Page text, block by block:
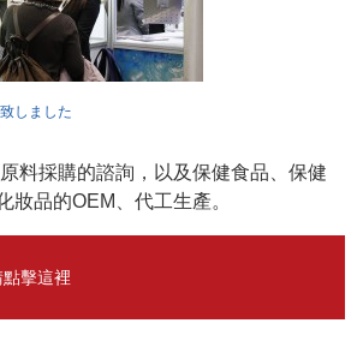
ーション
しました
料採購的諮詢，以及保健食品、保健
妝品的OEM、代工生產。
擊這裡